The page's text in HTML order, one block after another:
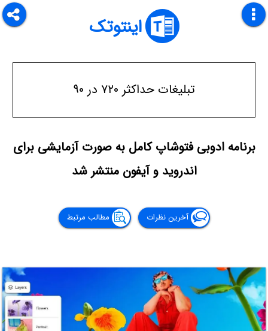
اینتوتک
تبلیغات حداکثر ۷۲۰ در ۹۰
برنامه ادوبی فتوشاپ کامل به صورت آزمایشی برای
اندروید و آیفون منتشر شد
آخرین نظرات مطالب مرتبط